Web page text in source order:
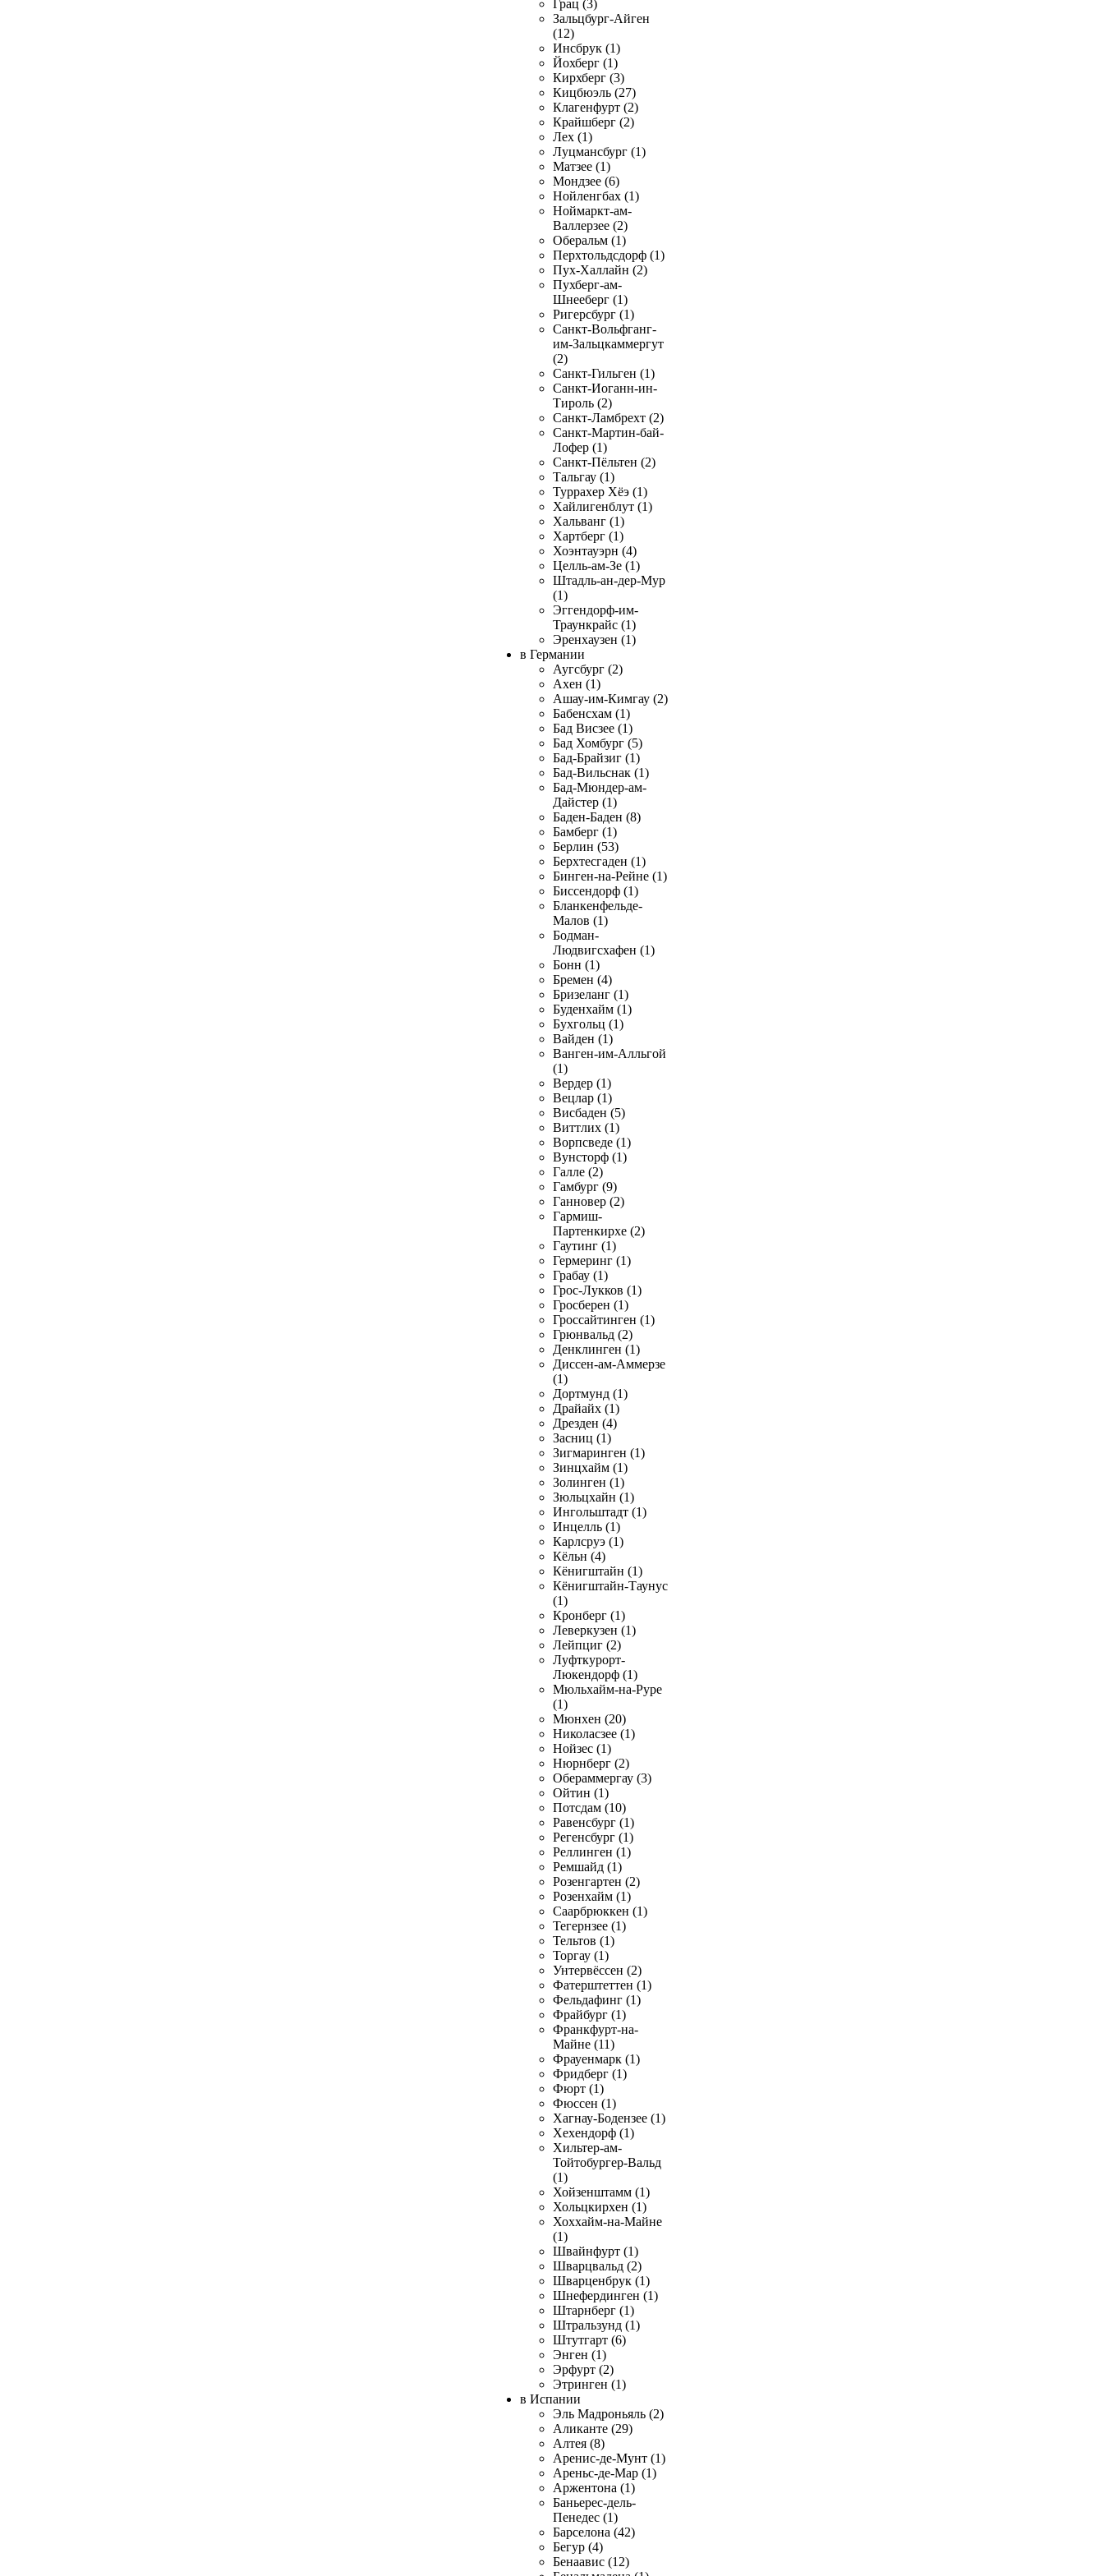
Грац (3)
Зальцбург-Айген
(12)
Инсбрук (1)
Йохберг (1)
Кирхберг (3)
Кицбюэль (27)
Клагенфурт (2)
Крайшберг (2)
Лех (1)
Луцмансбург (1)
Матзее (1)
Мондзее (6)
Нойленгбах (1)
Ноймаркт-ам-
Валлерзее (2)
Оберальм (1)
Перхтольдсдорф (1)
Пух-Халлайн (2)
Пухберг-ам-
Шнееберг (1)
Ригерсбург (1)
Санкт-Вольфганг-
им-Зальцкаммергут
(2)
Санкт-Гильген (1)
Санкт-Иоганн-ин-
Тироль (2)
Санкт-Ламбрехт (2)
Санкт-Мартин-бай-
Лофер (1)
Санкт-Пёльтен (2)
Тальгау (1)
Туррахер Хёэ (1)
Хайлигенблут (1)
Хальванг (1)
Хартберг (1)
Хоэнтауэрн (4)
Целль-ам-Зе (1)
Штадль-ан-дер-Мур
(1)
Эггендорф-им-
Траункрайс (1)
Эренхаузен (1)
в Германии
Аугсбург (2)
Ахен (1)
Ашау-им-Кимгау (2)
Бабенсхам (1)
Бад Висзее (1)
Бад Хомбург (5)
Бад-Брайзиг (1)
Бад-Вильснак (1)
Бад-Мюндер-ам-
Дайстер (1)
Баден-Баден (8)
Бамберг (1)
Берлин (53)
Берхтесгаден (1)
Бинген-на-Рейне (1)
Биссендорф (1)
Бланкенфельде-
Малов (1)
Бодман-
Людвигсхафен (1)
Бонн (1)
Бремен (4)
Бризеланг (1)
Буденхайм (1)
Бухгольц (1)
Вайден (1)
Ванген-им-Алльгой
(1)
Вердер (1)
Вецлар (1)
Висбаден (5)
Виттлих (1)
Ворпсведе (1)
Вунсторф (1)
Галле (2)
Гамбург (9)
Ганновер (2)
Гармиш-
Партенкирхе (2)
Гаутинг (1)
Гермеринг (1)
Грабау (1)
Грос-Лукков (1)
Гросберен (1)
Гроссайтинген (1)
Грюнвальд (2)
Денклинген (1)
Диссен-ам-Аммерзе
(1)
Дортмунд (1)
Драйайх (1)
Дрезден (4)
Засниц (1)
Зигмаринген (1)
Зинцхайм (1)
Золинген (1)
Зюльцхайн (1)
Ингольштадт (1)
Инцелль (1)
Карлсруэ (1)
Кёльн (4)
Кёнигштайн (1)
Кёнигштайн-Таунус
(1)
Кронберг (1)
Леверкузен (1)
Лейпциг (2)
Луфткурорт-
Люкендорф (1)
Мюльхайм-на-Руре
(1)
Мюнхен (20)
Николасзее (1)
Нойзес (1)
Нюрнберг (2)
Обераммергау (3)
Ойтин (1)
Потсдам (10)
Равенсбург (1)
Регенсбург (1)
Реллинген (1)
Ремшайд (1)
Розенгартен (2)
Розенхайм (1)
Саарбрюккен (1)
Тегернзее (1)
Тельтов (1)
Торгау (1)
Унтервёссен (2)
Фатерштеттен (1)
Фельдафинг (1)
Фрайбург (1)
Франкфурт-на-
Майне (11)
Фрауенмарк (1)
Фридберг (1)
Фюрт (1)
Фюссен (1)
Хагнау-Бодензее (1)
Хехендорф (1)
Хильтер-ам-
Тойтобургер-Вальд
(1)
Хойзенштамм (1)
Хольцкирхен (1)
Хоххайм-на-Майне
(1)
Швайнфурт (1)
Шварцвальд (2)
Шварценбрук (1)
Шнефердинген (1)
Штарнберг (1)
Штральзунд (1)
Штутгарт (6)
Энген (1)
Эрфурт (2)
Этринген (1)
в Испании
Эль Мадроньяль (2)
Аликанте (29)
Алтея (8)
Аренис-де-Мунт (1)
Ареньс-де-Мар (1)
Аржентона (1)
Баньерес-дель-
Пенедес (1)
Барселона (42)
Бегур (4)
Бенаавис (12)